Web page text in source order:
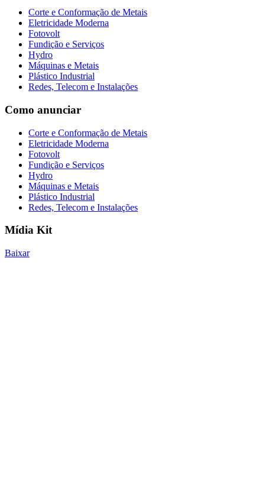
Corte e Conformação de Metais
Eletricidade Moderna
Fotovolt
Fundição e Serviços
Hydro
Máquinas e Metais
Plástico Industrial
Redes, Telecom e Instalações
Como anunciar
Corte e Conformação de Metais
Eletricidade Moderna
Fotovolt
Fundição e Serviços
Hydro
Máquinas e Metais
Plástico Industrial
Redes, Telecom e Instalações
Mídia Kit
Baixar